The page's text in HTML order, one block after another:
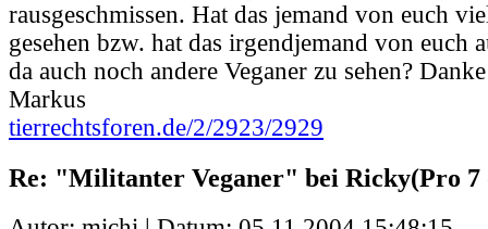
rausgeschmissen. Hat das jemand von euch
gesehen bzw. hat das irgendjemand von euch
da auch noch andere Veganer zu sehen? Danke
Markus
tierrechtsforen.de/2/2923/2929
Re: "Militanter Veganer" bei Ricky(Pro 7